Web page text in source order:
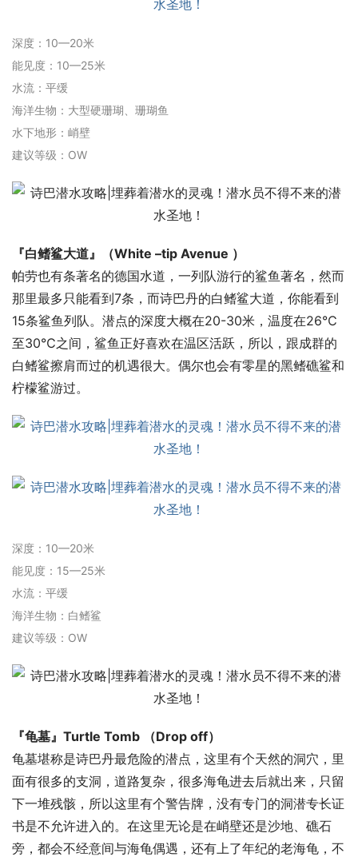
深度：10—20米
能见度：10—25米
水流：平缓
海洋生物：大型硬珊瑚、珊瑚鱼
水下地形：峭壁
建议等级：OW
『白鳍鲨大道』（White –tip Avenue ）
帕劳也有条著名的德国水道，一列队游行的鲨鱼著名，然而
那里最多只能看到7条，而诗巴丹的白鳍鲨大道，你能看到
15条鲨鱼列队。潜点的深度大概在20-30米，温度在26℃
至30℃之间，鲨鱼正好喜欢在温区活跃，所以，跟成群的
白鳍鲨擦肩而过的机遇很大。偶尔也会有零星的黑鳍礁鲨和
柠檬鲨游过。
深度：10—20米
能见度：15—25米
水流：平缓
海洋生物：白鳍鲨
建议等级：OW
『龟墓』Turtle Tomb （Drop off）
龟墓堪称是诗巴丹最危险的潜点，这里有个天然的洞穴，里
面有很多的支洞，道路复杂，很多海龟进去后就出来，只留
下一堆残骸，所以这里有个警告牌，没有专门的洞潜专长证
书是不允许进入的。在这里无论是在峭壁还是沙地、礁石
旁，都会不经意间与海龟偶遇，还有上了年纪的老海龟，不